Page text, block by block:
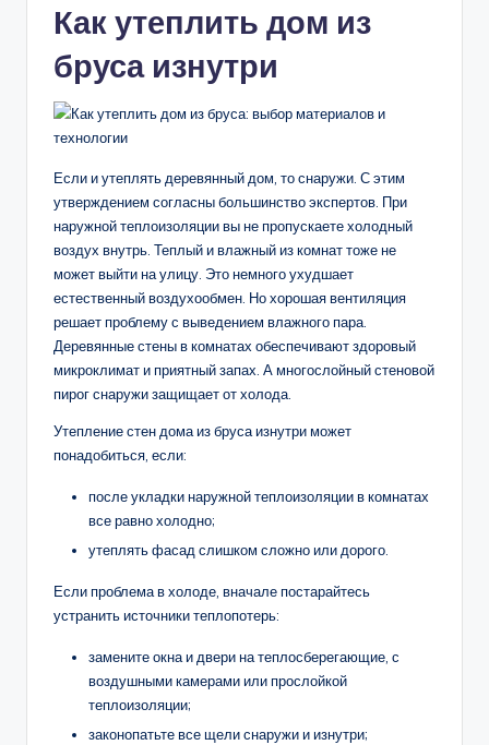
Как утеплить дом из
бруса изнутри
Если и утеплять деревянный дом, то снаружи. С этим
утверждением согласны большинство экспертов. При
наружной теплоизоляции вы не пропускаете холодный
воздух внутрь. Теплый и влажный из комнат тоже не
может выйти на улицу. Это немного ухудшает
естественный воздухообмен. Но хорошая вентиляция
решает проблему с выведением влажного пара.
Деревянные стены в комнатах обеспечивают здоровый
микроклимат и приятный запах. А многослойный стеновой
пирог снаружи защищает от холода.
Утепление стен дома из бруса изнутри может
понадобиться, если:
после укладки наружной теплоизоляции в комнатах
все равно холодно;
утеплять фасад слишком сложно или дорого.
Если проблема в холоде, вначале постарайтесь
устранить источники теплопотерь:
замените окна и двери на теплосберегающие, с
воздушными камерами или прослойкой
теплоизоляции;
законопатьте все щели снаружи и изнутри;